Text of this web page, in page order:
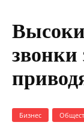
Бизнес